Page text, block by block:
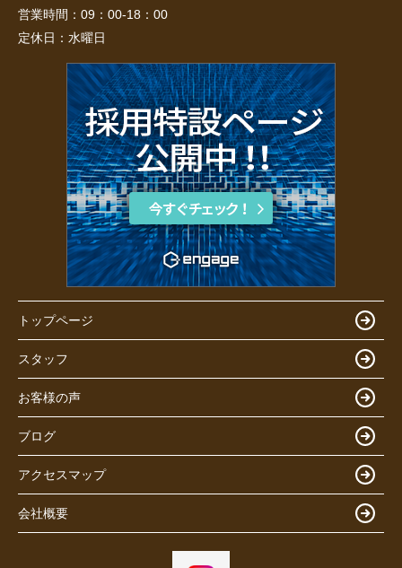
営業時間： 09：00-18：00
定休日： 水曜日
トップページ
スタッフ
お客様の声
ブログ
アクセスマップ
会社概要